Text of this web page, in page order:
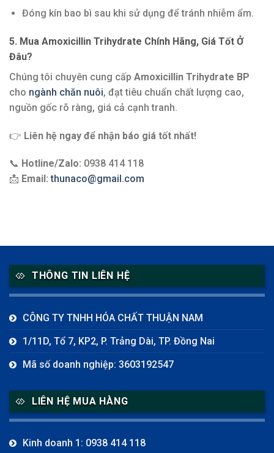
Đóng kín bao bì sau khi sử dụng để tránh nhiễm ẩm.
5. Mua Amoxicillin Trihydrate Chính Hãng, Giá Tốt Ở
Đâu?
Chúng tôi chuyên cung cấp Amoxicillin Trihydrate BP
cho ngành chăn nuôi, đạt tiêu chuẩn chất lượng cao,
nguồn gốc rõ ràng, giá cả cạnh tranh.
👉 Liên hệ ngay để nhận báo giá tốt nhất!
📞 Hotline/Zalo: 0938 414 118
📩 Email: thunaco@gmail.com
THÔNG TIN LIÊN HỆ
CÔNG TY TNHH HÓA CHẤT THUẬN NAM
1/11D, Tổ 7, KP2, P. Trảng Dài, TP. Đồng Nai
Mã số doanh nghiệp: 3603192547
LIÊN HỆ MUA HÀNG
Kinh doanh 1: 0938 414 118